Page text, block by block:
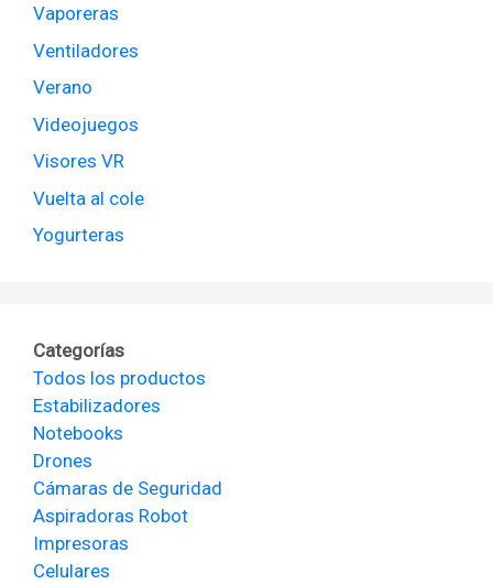
Vaporeras
Ventiladores
Verano
Videojuegos
Visores VR
Vuelta al cole
Yogurteras
Categorías
Todos los productos
Estabilizadores
Notebooks
Drones
Cámaras de Seguridad
Aspiradoras Robot
Impresoras
Celulares